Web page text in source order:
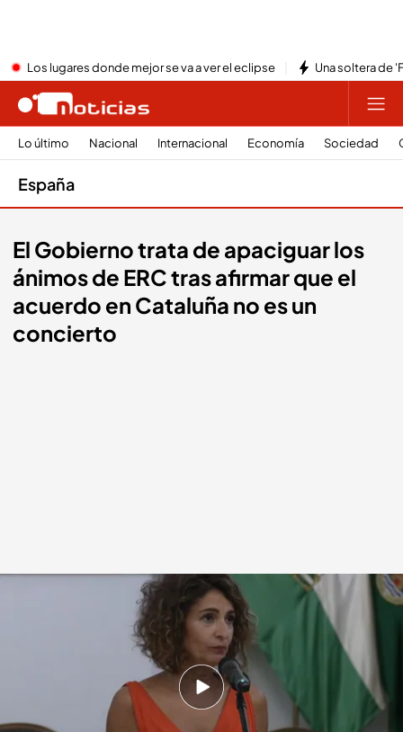
Los lugares donde mejor se va a ver el eclipse Una soltera de
Lo último Nacional Internacional Economía Sociedad
España
El Gobierno trata de apaciguar los
ánimos de ERC tras afirmar que el
acuerdo en Cataluña no es un
concierto
Cruce de declaraciones entre ERC y el Gobierno
Redacción digital Noticias Cuatro Europa Press
El Gobierno trata de apaciguar el malestar de
ERC tras las declaraciones de la ministra de